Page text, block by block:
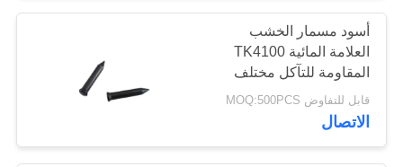
أسود مسمار الخشب
العلامة المائية TK4100
المقاومة للتآكل مختلف
الحجم
قابل للتفاوض MOQ:500PCS
الاتصال